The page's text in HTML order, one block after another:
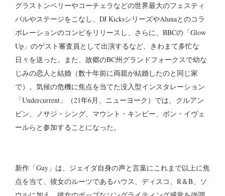
グラストンベリーやコーチェラなどの世界最大のフェスティ
バルやステージをこなし、DJ KicksシリーズやAlunaとのコラ
ボレーションのコンピをリリースし、さらに、BBCの「Glow
Up」のゲスト審査員として出演するなど、きわまて多忙な
日々を送った。また、故郷のBC州グランドフォークスで幼な
じみの恋人と結婚（数十年前に両親が結婚したのと同じ家
で）。気候の危機に焦点を当てた没入型インスタレーション
「Undercurrent」（21年6月、ニューヨーク）では、クルアン
ビン、ノサジ・シング、マウント・キンビー、ボン・イヴェ
ールらと参加することになった。
新作「Guy」は、ジェイダ自身の声と言葉にこれまで以上に焦
点を当て、彼女のルーツであるハウス、ディスコ、R＆B、ソ